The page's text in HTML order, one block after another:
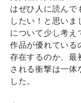
はぜひ人に読んで
したい！と思い
について少し考え
作品が優れている
存在するのか、最
される衝撃は一
した。